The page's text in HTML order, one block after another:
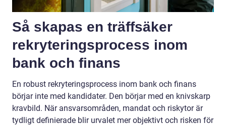
Så skapas en träffsäker
rekryteringsprocess inom
bank och finans
En robust rekryteringsprocess inom bank och finans
börjar inte med kandidater. Den börjar med en knivskarp
kravbild. När ansvarsområden, mandat och riskytor är
tydligt definierade blir urvalet mer objektivt och risken för